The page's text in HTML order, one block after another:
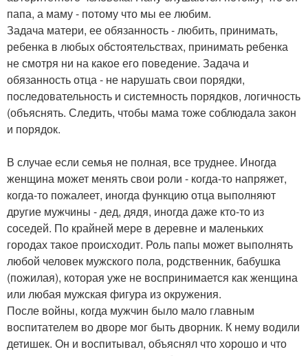
папа, а маму - потому что мы ее любим.
Задача матери, ее обязанность - любить, принимать,
ребенка в любых обстоятельствах, принимать ребенка
не смотря ни на какое его поведение. Задача и
обязанность отца - не нарушать свои порядки,
последовательность и системность порядков, логичность
(объяснять. Следить, чтобы мама тоже соблюдала закон
и порядок.
В случае если семья не полная, все труднее. Иногда
женщина может менять свои роли - когда-то напряжет,
когда-то пожалеет, иногда функцию отца выполняют
другие мужчины - дед, дядя, иногда даже кто-то из
соседей. По крайней мере в деревне и маленьких
городах такое происходит. Роль папы может выполнять
любой человек мужского пола, родственник, бабушка
(пожилая), которая уже не воспринимается как женщина
или любая мужская фигура из окружения.
После войны, когда мужчин было мало главным
воспитателем во дворе мог быть дворник. К нему водили
детишек. Он и воспитывал, объяснял что хорошо и что